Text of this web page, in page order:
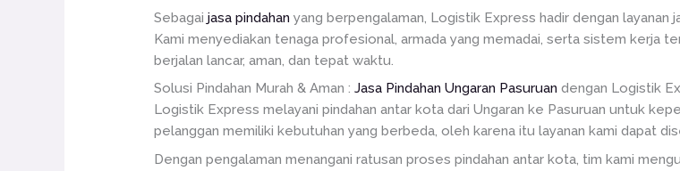
Sebagaijasa pindahan yang berpengalaman, Logistik Express hadir dengan layanan
Kami menyediakan tenaga profesional, armada yang memadai, serta sistem kerja
berjalan lancar, aman, dan tepat waktu.
Solusi Pindahan Murah & Aman :Jasa Pindahan Ungaran Pasuruan dengan Logistik
Logistik Express melayani pindahan antar kota dari Ungaran ke Pasuruan untuk
pelanggan memiliki kebutuhan yang berbeda, oleh karena itu layanan kami dapat
Dengan pengalaman menangani ratusan proses pindahan antar kota, tim kami